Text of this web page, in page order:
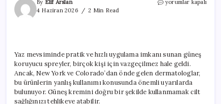
By Elif Arslan
4 Haziran 2026
2 Min Read
“Güneş
Korumanız
Tehlikede!”
için
yorumlar kapalı
Yaz mevsiminde pratik ve hızlı uygulama imkanı sunan güneş
koruyucu spreyler, birçok kişi için vazgeçilmez hale geldi.
Ancak, New York ve Colorado’dan önde gelen dermatologlar,
bu ürünlerin yanlış kullanımı konusunda önemli uyarılarda
bulunuyor. Güneş kremini doğru bir şekilde kullanmamak cilt
sağlığınızı tehlikeye atabilir.